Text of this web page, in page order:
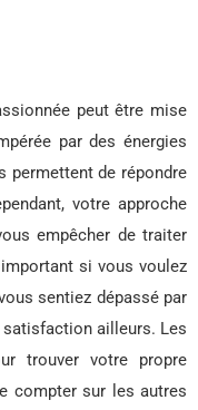
peut être mise
par des énergies
permettent de répondre
votre approche
empêcher de traiter
si vous voulez
sentiez dépassé par
ailleurs. Les
trouver votre propre
compter sur les autres